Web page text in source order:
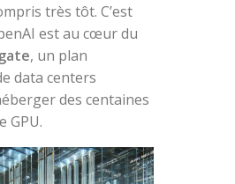
très tôt. C’est
est au cœur du
, un plan
data centers
des centaines
GPU.